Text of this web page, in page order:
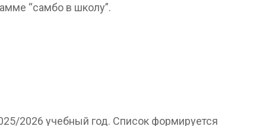
“самбо в школу”.
2026 учебный год. Список формируется